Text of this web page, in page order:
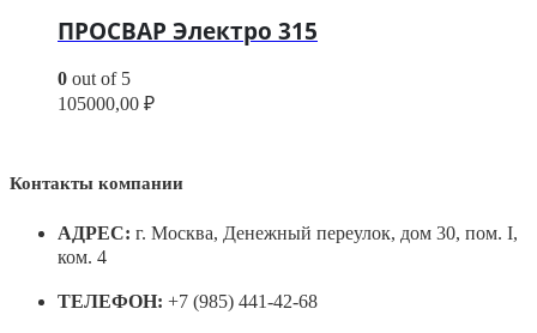
ПРОСВАР Электро 315
0 out of 5
105000,00 ₽
Контакты компании
АДРЕС: г. Москва, Денежный переулок, дом 30, пом. I,
ком. 4
ТЕЛЕФОН: +7 (985) 441-42-68